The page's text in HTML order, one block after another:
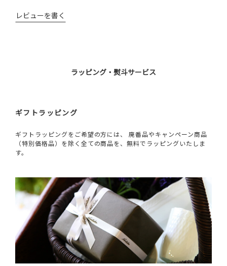
レビューを書く
ラッピング・熨斗サービス
ギフトラッピング
ギフトラッピングをご希望の方には、 廃番品やキャンペーン商品
（特別価格品）を除く全ての商品を、無料でラッピングいたしま
す。